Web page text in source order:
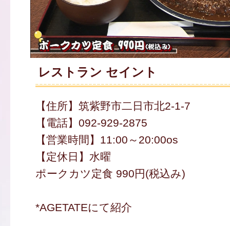
レストラン セイント
【住所】筑紫野市二日市北2-1-7
【電話】092-929-2875
【営業時間】11:00～20:00os
【定休日】水曜
ポークカツ定食 990円(税込み)
*AGETATEにて紹介